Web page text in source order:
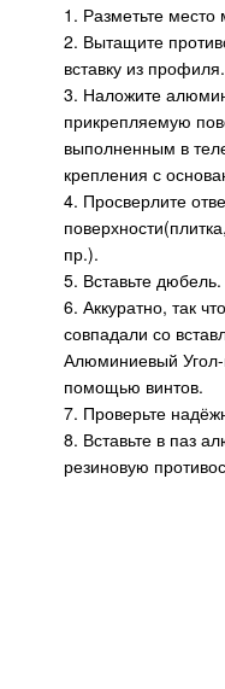
1. Разметьте место
2. Вытащите
вставку из профиля.
3. Наложите
прикрепляемую
выполненным в
крепления с
4. Просверлите
пр.).
5. Вставьте дюбель.
6. Аккуратно, так
совпадали со
Алюминиевый Угол-
помощью винтов.
7. Проверьте
8. Вставьте в паз
резиновую